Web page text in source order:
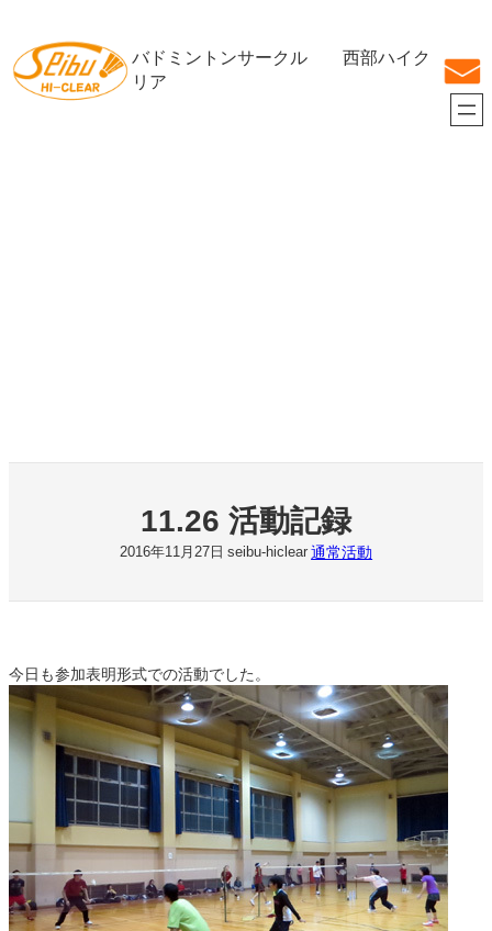
を
ス
バドミントンサークル 西部ハイク
リア
11.26 活動記録
2016年11月27日 seibu-hiclear 通常活動
今日も参加表明形式での活動でした。